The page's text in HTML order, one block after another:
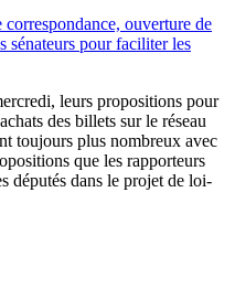
ouverture de
sénateurs pour faciliter les
leurs propositions pour
des billets sur le réseau
toujours plus nombreux avec
que les rapporteurs
députés dans le projet de loi-